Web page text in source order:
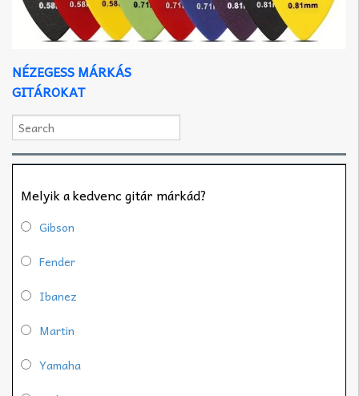
NÉZEGESS MÁRKÁS
GITÁROKAT
Melyik a kedvenc gitár márkád?
Gibson
Fender
Ibanez
Martin
Yamaha